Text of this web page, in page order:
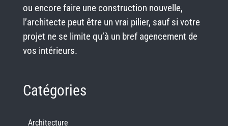
ou encore faire une construction nouvelle,
l’architecte peut être un vrai pilier, sauf si votre
projet ne se limite qu’à un bref agencement de
vos intérieurs.
Catégories
Architecture